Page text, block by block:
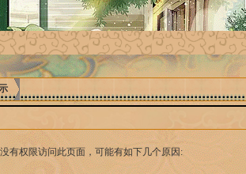
有权限访问此页面，可能有如下几个原因: